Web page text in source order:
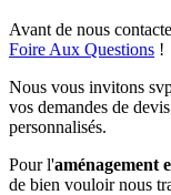
Avant de nous
Foire Aux Questions !
Nous vous invitons
vos demandes de
personnalisés.
Pour l'aménagement
de bien vouloir nous